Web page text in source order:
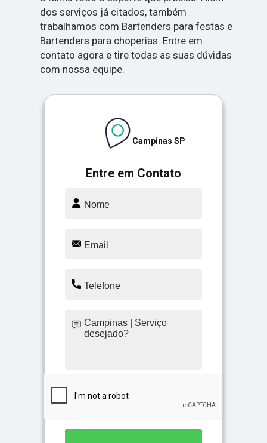
dos serviços já citados, também
trabalhamos com Bartenders para festas e
Bartenders para choperias. Entre em
contato agora e tire todas as suas dúvidas
com nossa equipe.
Entre em Contato
Campinas SP